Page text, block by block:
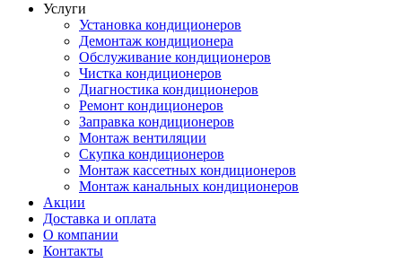
Услуги
Установка кондиционеров
Демонтаж кондиционера
Обслуживание кондиционеров
Чистка кондиционеров
Диагностика кондиционеров
Ремонт кондиционеров
Заправка кондиционеров
Монтаж вентиляции
Скупка кондиционеров
Монтаж кассетных кондиционеров
Монтаж канальных кондиционеров
Акции
Доставка и оплата
О компании
Контакты